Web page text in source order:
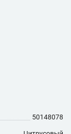
50148078